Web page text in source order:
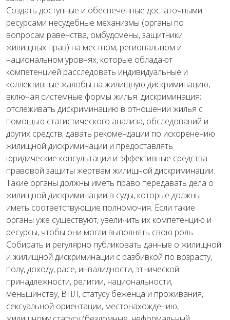
Создать доступные и обеспеченные достаточными
ресурсами несудебные механизмы (органы по
вопросам равенства, омбудсмены, защитники
жилищных прав) на местном, региональном и
национальном уровнях, которые обладают
компетенцией расследовать индивидуальные и
коллективные жалобы на жилищную дискриминацию,
включая системные формы жилья. дискриминация;
отслеживать дискриминацию в отношении жилья с
помощью статистического анализа, обследований и
других средств; давать рекомендации по искоренению
жилищной дискриминации и предоставлять
юридические консультации и эффективные средства
правовой защиты жертвам жилищной дискриминации.
Такие органы должны иметь право передавать дела о
жилищной дискриминации в суды, которые должны
иметь соответствующие полномочия. Если такие
органы уже существуют, увеличить их компетенцию и
ресурсы, чтобы они могли выполнять свою роль.
Собирать и регулярно публиковать данные о жилищной
и жилищной дискриминации с разбивкой по возрасту,
полу, доходу, расе, инвалидности, этнической
принадлежности, религии, национальности,
меньшинству, ВПЛ, статусу беженца и проживания,
сексуальной ориентации, местонахождению,